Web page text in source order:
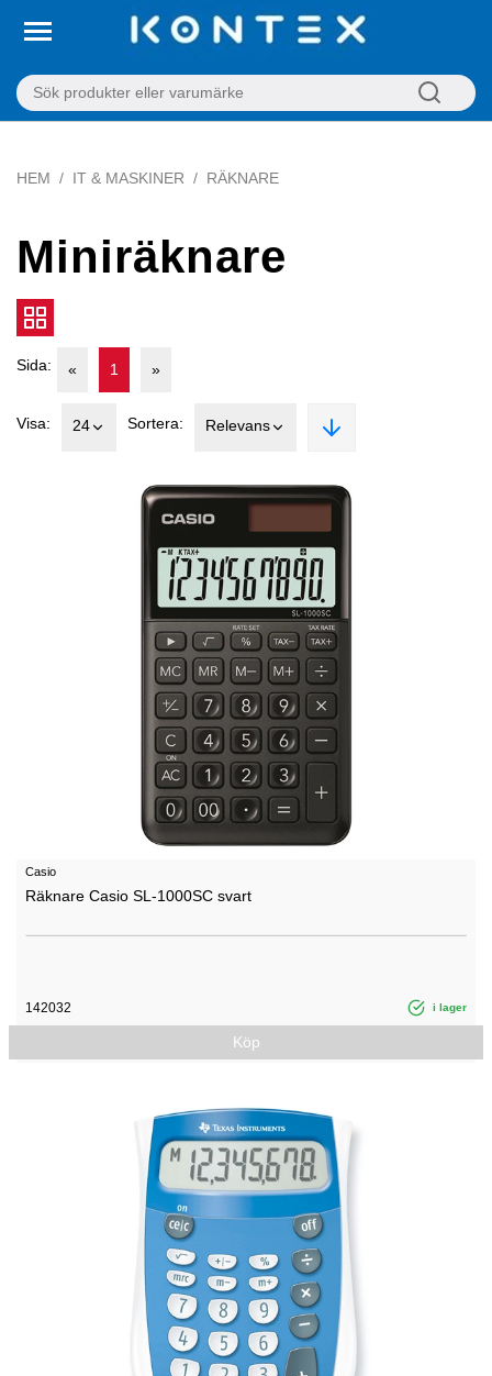
HEM IT & MASKINER RÄKNARE
Miniräknare
Sida: « 1 »
Visa: 24 Sortera: Relevans
Casio
Räknare Casio SL-1000SC svart
142032 i lager
Köp